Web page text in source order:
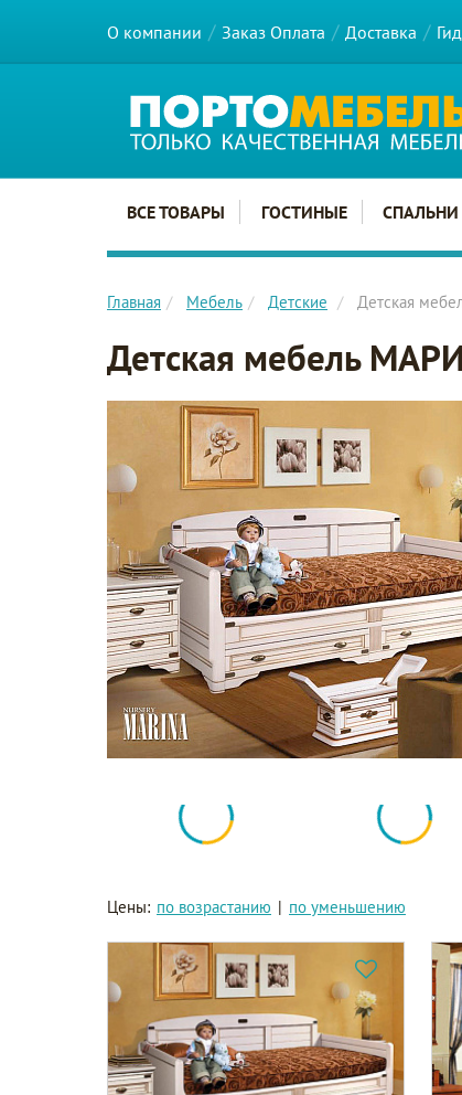
О компании Заказ Оплата Доставка
Главное меню сайта
ВСЕ ТОВАРЫ ГОСТИНЫЕ СПАЛЬНИ
Главная Мебель Детские Детская
Детская мебель
Цены: по возрастанию | по уменьшению